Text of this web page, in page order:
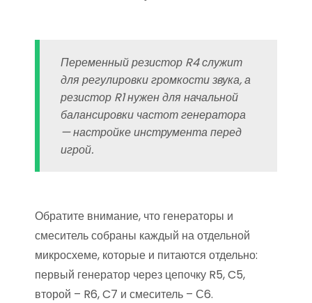
Переменный резистор R4 служит
для регулировки громкости звука, а
резистор R1 нужен для начальной
балансировки частот генератора
— настройке инструмента перед
игрой.
Обратите внимание, что генераторы и
смеситель собраны каждый на отдельной
микросхеме, которые и питаются отдельно:
первый генератор через цепочку R5, C5,
второй – R6, C7 и смеситель – С6.